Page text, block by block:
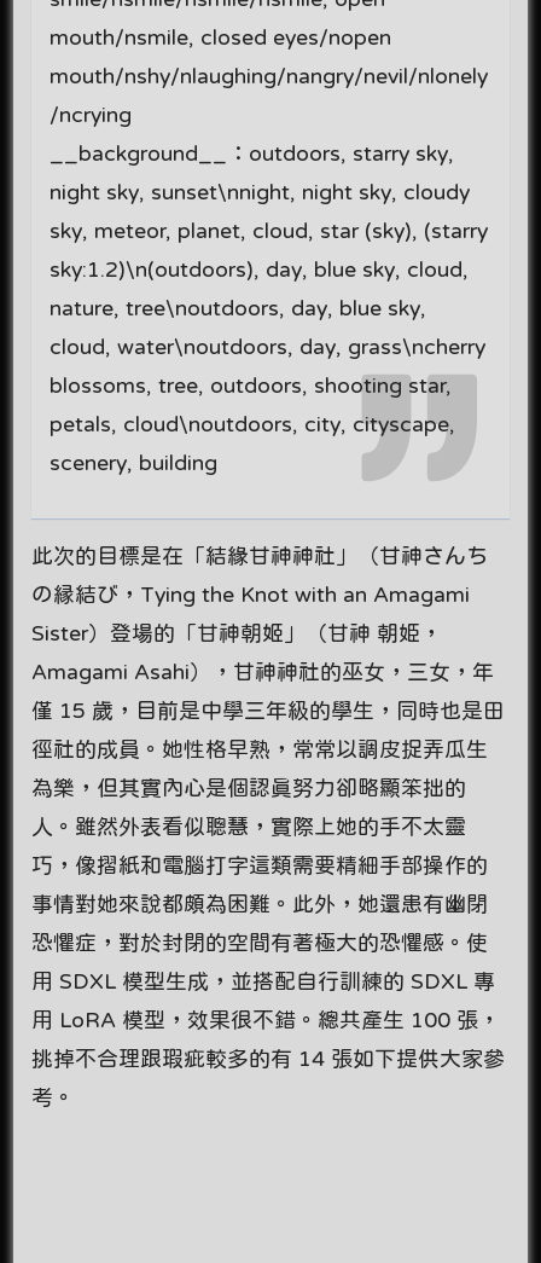
mouth/nsmile, closed eyes/nopen
mouth/nshy/nlaughing/nangry/nevil/nlonely
/ncrying
__background__：outdoors, starry sky,
night sky, sunset\nnight, night sky, cloudy
sky, meteor, planet, cloud, star (sky), (starry
sky:1.2)\n(outdoors), day, blue sky, cloud,
nature, tree\noutdoors, day, blue sky,
cloud, water\noutdoors, day, grass\ncherry
blossoms, tree, outdoors, shooting star,
petals, cloud\noutdoors, city, cityscape,
scenery, building
此次的目標是在「結緣甘神神社」（甘神さんち
の縁結び，Tying the Knot with an Amagami
Sister）登場的「甘神朝姬」（甘神 朝姫，
Amagami Asahi），甘神神社的巫女，三女，年
僅 15 歲，目前是中學三年級的學生，同時也是田
徑社的成員。她性格早熟，常常以調皮捉弄瓜生
為樂，但其實內心是個認真努力卻略顯笨拙的
人。雖然外表看似聰慧，實際上她的手不太靈
巧，像摺紙和電腦打字這類需要精細手部操作的
事情對她來說都頗為困難。此外，她還患有幽閉
恐懼症，對於封閉的空間有著極大的恐懼感。使
用 SDXL 模型生成，並搭配自行訓練的 SDXL 專
用 LoRA 模型，效果很不錯。總共產生 100 張，
挑掉不合理跟瑕疵較多的有 14 張如下提供大家參
考。